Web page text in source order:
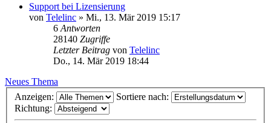
Support bei Lizensierung
von Telelinc » Mi., 13. Mär 2019 15:17
6 Antworten
28140 Zugriffe
Letzter Beitrag von Telelinc
Do., 14. Mär 2019 18:44
Neues Thema
Anzeigen:
Sortiere nach:
Richtung: